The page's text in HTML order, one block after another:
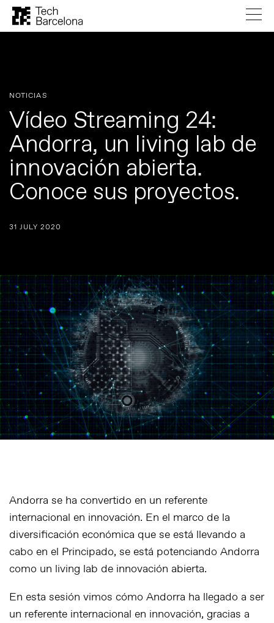
NOTICIAS
Vídeo Streaming 24:
Andorra, un living lab de
innovación abierta.
Conoce sus proyectos.
31 JULY 2020
Andorra se ha convertido en un referente
internacional en innovación. En el marco de la
diversificación económica que se está llevando a
cabo en el Principado, se está potenciando Andorra
como un living lab de innovación abierta.
En esta sesión vimos cómo Andorra ha llegado a ser
un referente internacional en innovación, gracias a